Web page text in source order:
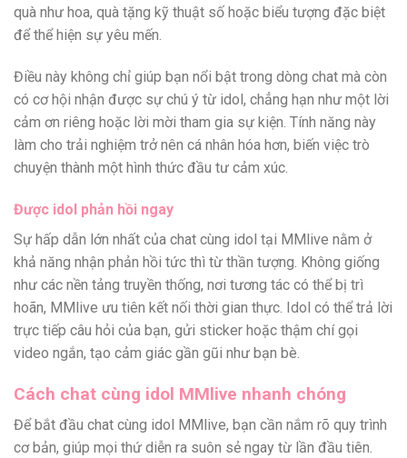
quà như hoa, quà tặng kỹ thuật số hoặc biểu tượng đặc biệt
để thể hiện sự yêu mến.
Điều này không chỉ giúp bạn nổi bật trong dòng chat mà còn
có cơ hội nhận được sự chú ý từ idol, chẳng hạn như một lời
cảm ơn riêng hoặc lời mời tham gia sự kiện. Tính năng này
làm cho trải nghiệm trở nên cá nhân hóa hơn, biến việc trò
chuyện thành một hình thức đầu tư cảm xúc.
Được idol phản hồi ngay
Sự hấp dẫn lớn nhất của chat cùng idol tại MMlive nằm ở
khả năng nhận phản hồi tức thì từ thần tượng. Không giống
như các nền tảng truyền thống, nơi tương tác có thể bị trì
hoãn, MMlive ưu tiên kết nối thời gian thực. Idol có thể trả lời
trực tiếp câu hỏi của bạn, gửi sticker hoặc thậm chí gọi
video ngắn, tạo cảm giác gần gũi như bạn bè.
Cách chat cùng idol MMlive nhanh chóng
Để bắt đầu chat cùng idol MMlive, bạn cần nắm rõ quy trình
cơ bản, giúp mọi thứ diễn ra suôn sẻ ngay từ lần đầu tiên.